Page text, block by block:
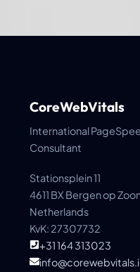
CoreWebVitals
International
Consultant
Stationsplein 11
4611 BX Bergen op
Netherlands
KvK: 27307732
+31 164 313023